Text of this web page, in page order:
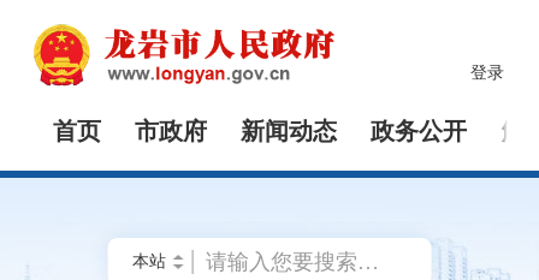
登录
首页 市政府 新闻动态 政务公开 解